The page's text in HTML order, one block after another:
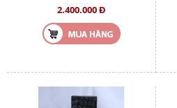
2.400.000 Đ